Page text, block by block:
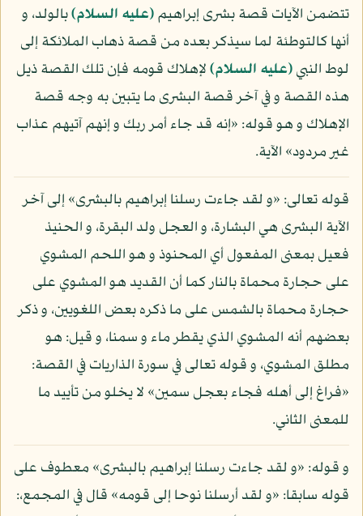
تتضمن الآيات قصة بشرى إبراهيم(عليه السلام)بالولد، و
أنها كالتوطئة لما سيذكر بعده من قصة ذهاب الملائكة إلى
لوط النبي(عليه السلام)لإهلاك قومه فإن تلك القصة ذيل
هذه القصة و في آخر قصة البشرى ما يتبين به وجه قصة
الإهلاك و هو قوله: «إنه قد جاء أمر ربك و إنهم آتيهم عذاب
غير مردود» الآية.
قوله تعالى: «و لقد جاءت رسلنا إبراهيم بالبشرى» إلى آخر
الآية البشرى هي البشارة، و العجل ولد البقرة، و الحنيذ
فعيل بمعنى المفعول أي المحنوذ و هو اللحم المشوي
على حجارة محماة بالنار كما أن القديد هو المشوي على
حجارة محماة بالشمس على ما ذكره بعض اللغويين، و ذكر
بعضهم أنه المشوي الذي يقطر ماء و سمنا، و قيل: هو
مطلق المشوي، و قوله تعالى في سورة الذاريات في القصة:
«فراغ إلى أهله فجاء بعجل سمين» لا يخلو من تأييد ما
للمعنى الثاني.
و قوله: «و لقد جاءت رسلنا إبراهيم بالبشرى» معطوف على
قوله سابقا: «و لقد أرسلنا نوحا إلى قومه» قال في المجمع،: